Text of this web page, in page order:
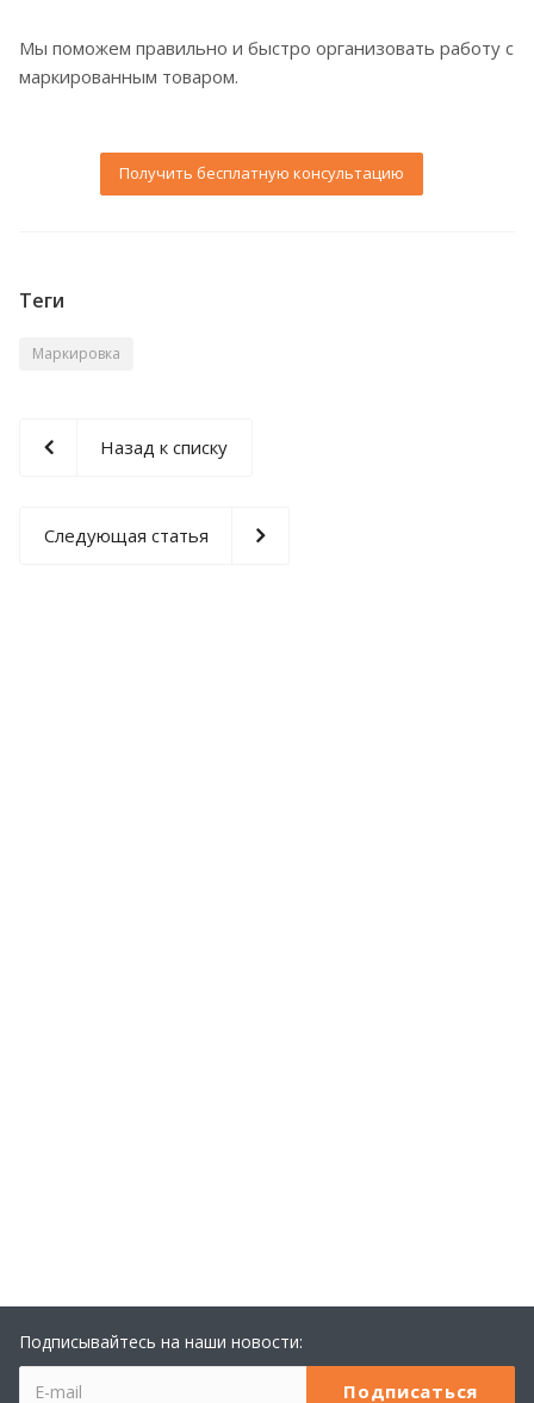
Мы поможем правильно и быстро организовать работу с
маркированным товаром.
Получить бесплатную консультацию
Теги
Маркировка
Назад к списку
Следующая статья
Подписывайтесь на наши новости: